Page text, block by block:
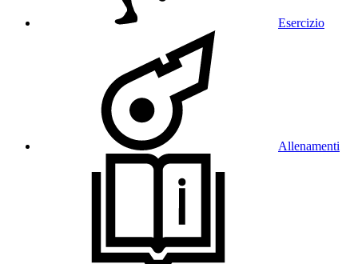
Esercizio
Allenamenti